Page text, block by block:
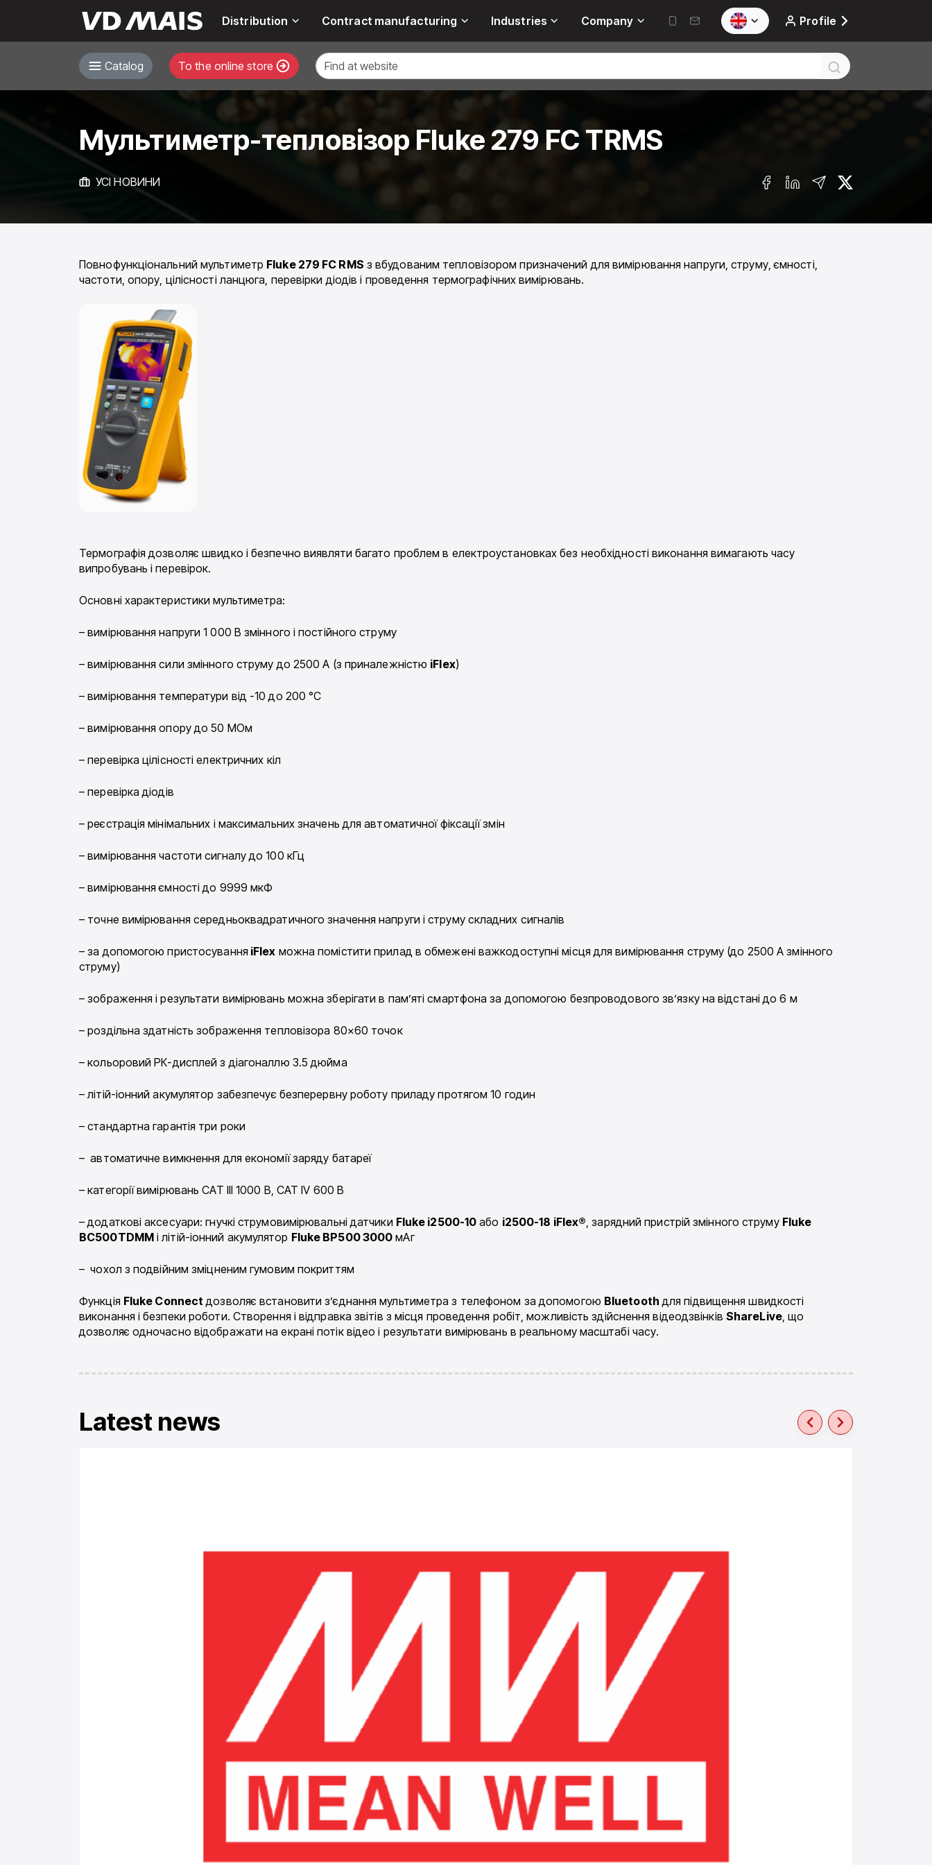
Distribution Contract manufacturing Industries Company Profile
Catalog To the online store
Мультиметр-тепловізор Fluke 279 FC TRMS
УСІ НОВИНИ
Повнофункціональний мультиметр Fluke 279 FC RMS з вбудованим тепловізором призначений для вимірювання напруги, струму, ємності,
частоти, опору, цілісності ланцюга, перевірки діодів і проведення термографічних вимірювань.
Термографія дозволяє швидко і безпечно виявляти багато проблем в електроустановках без необхідності виконання вимагають часу
випробувань і перевірок.
Основні характеристики мультиметра:
– вимірювання напруги 1 000 В змінного і постійного струму
– вимірювання сили змінного струму до 2500 A (з приналежністю iFlex)
– вимірювання температури від -10 до 200 °C
– вимірювання опору до 50 МОм
– перевірка цілісності електричних кіл
– перевірка діодів
– реєстрація мінімальних і максимальних значень для автоматичної фіксації змін
– вимірювання частоти сигналу до 100 кГц
– вимірювання ємності до 9999 мкФ
– точне вимірювання середньоквадратичного значення напруги і струму складних сигналів
– за допомогою пристосування iFlex можна помістити прилад в обмежені важкодоступні місця для вимірювання струму (до 2500 А змінного
струму)
– зображення і результати вимірювань можна зберігати в пам’яті смартфона за допомогою безпроводового зв’язку на відстані до 6 м
– роздільна здатність зображення тепловізора 80×60 точок
– кольоровий РК-дисплей з діагоналлю 3.5 дюйма
– літій-іонний акумулятор забезпечує безперервну роботу приладу протягом 10 годин
– стандартна гарантія три роки
– автоматичне вимкнення для економії заряду батареї
– категорії вимірювань CAT III 1000 В, CAT IV 600 В
– додаткові аксесуари: гнучкі струмовимірювальні датчики Fluke i2500-10 або i2500-18 iFlex®, зарядний пристрій змінного струму Fluke
BC500TDMMі літій-іонний акумулятор Fluke BP500 3000 мАг
– чохол з подвійним зміцненим гумовим покриттям
Функція Fluke Connect дозволяє встановити з’єднання мультиметра з телефоном за допомогою Bluetooth для підвищення швидкості
виконання і безпеки роботи. Створення і відправка звітів з місця проведення робіт, можливість здійснення відеодзвінків ShareLive, що
дозволяє одночасно відображати на екрані потік відео і результати вимірювань в реальному масштабі часу.
Latest news